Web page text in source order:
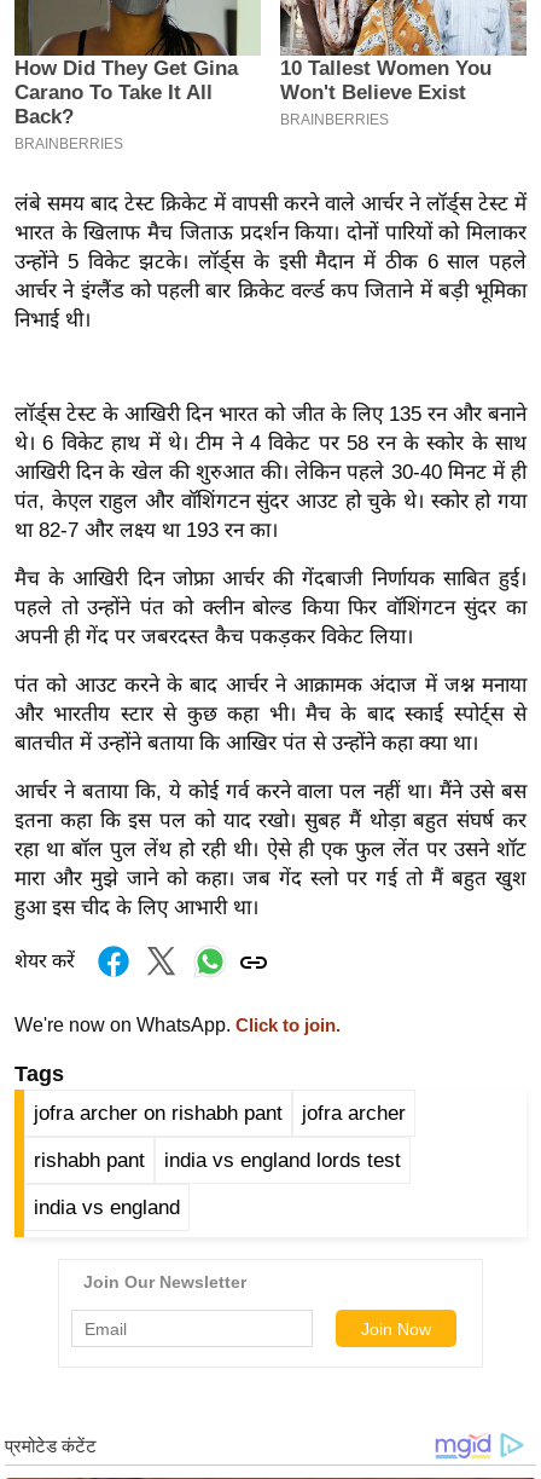
इ
म
ई
-
प
र
मि
सा
ल
मि
सा
ल
श
य
त
यं
ग
इं
डि
या
सा
हि
त्य
ज
त
व
र्ल्ड
ज
ब्री
ज
ग
लंबे समय बाद टेस्ट क्रिकेट में वापसी करने वाले आर्चर ने लॉर्ड्स टेस्ट में
भारत के खिलाफ मैच जिताऊ प्रदर्शन किया। दोनों पारियों को मिलाकर
उन्होंने 5 विकेट झटके। लॉर्ड्स के इसी मैदान में ठीक 6 साल पहले
आर्चर ने इंग्लैंड को पहली बार क्रिकेट वर्ल्ड कप जिताने में बड़ी भूमिका
निभाई थी।
लॉर्ड्स टेस्ट के आखिरी दिन भारत को जीत के लिए 135 रन और बनाने
थे। 6 विकेट हाथ में थे। टीम ने 4 विकेट पर 58 रन के स्कोर के साथ
आखिरी दिन के खेल की शुरुआत की। लेकिन पहले 30-40 मिनट में ही
पंत, केएल राहुल और वॉशिंगटन सुंदर आउट हो चुके थे। स्कोर हो गया
था 82-7 और लक्ष्य था 193 रन का।
मैच के आखिरी दिन जोफ्रा आर्चर की गेंदबाजी निर्णायक साबित हुई।
पहले तो उन्होंने पंत को क्लीन बोल्ड किया फिर वॉशिंगटन सुंदर का
अपनी ही गेंद पर जबरदस्त कैच पकड़कर विकेट लिया।
पंत को आउट करने के बाद आर्चर ने आक्रामक अंदाज में जश्न मनाया
और भारतीय स्टार से कुछ कहा भी। मैच के बाद स्काई स्पोर्ट्स से
बातचीत में उन्होंने बताया कि आखिर पंत से उन्होंने कहा क्या था।
आर्चर ने बताया कि, ये कोई गर्व करने वाला पल नहीं था। मैंने उसे बस
इतना कहा कि इस पल को याद रखो। सुबह मैं थोड़ा बहुत संघर्ष कर
रहा था बॉल पुल लेंथ हो रही थी। ऐसे ही एक फुल लेंत पर उसने शॉट
मारा और मुझे जाने को कहा। जब गेंद स्लो पर गई तो मैं बहुत खुश
हुआ इस चीद के लिए आभारी था।
शेयर करें
We're now on WhatsApp. Click to join.
Tags
jofra archer on rishabh pant jofra archer
rishabh pant india vs england lords test
india vs england